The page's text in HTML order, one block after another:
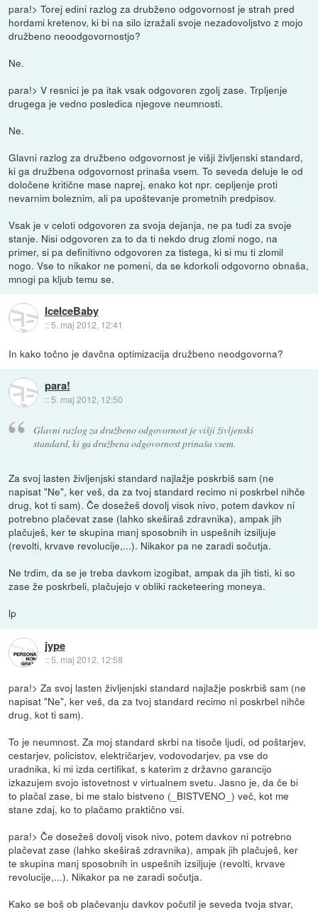
para!> Torej edini razlog za drubženo odgovornost je strah pred
hordami kretenov, ki bi na silo izražali svoje nezadovoljstvo z mojo
družbeno neoodgovornostjo?
Ne.
para!> V resnici je pa itak vsak odgovoren zgolj zase. Trpljenje
drugega je vedno posledica njegove neumnosti.
Ne.
Glavni razlog za družbeno odgovornost je višji življenski standard,
ki ga družbena odgovornost prinaša vsem. To seveda deluje le od
določene kritične mase naprej, enako kot npr. cepljenje proti
nevarnim boleznim, ali pa upoštevanje prometnih predpisov.
Vsak je v celoti odgovoren za svoja dejanja, ne pa tudi za svoje
stanje. Nisi odgovoren za to da ti nekdo drug zlomi nogo, na
primer, si pa definitivno odgovoren za tistega, ki si mu ti zlomil
nogo. Vse to nikakor ne pomeni, da se kdorkoli odgovorno obnaša,
mnogi pa kljub temu se.
IceIceBaby
::5. maj 2012, 12:41
In kako točno je davčna optimizacija družbeno neodgovorna?
para!
:: 5. maj 2012, 12:50
Glavni razlog za družbeno odgovornost je višji življenski
standard, ki ga družbena odgovornost prinaša vsem.
Za svoj lasten življenjski standard najlažje poskrbiš sam (ne
napisat "Ne", ker veš, da za tvoj standard recimo ni poskrbel nihče
drug, kot ti sam). Če dosežeš dovolj visok nivo, potem davkov ni
potrebno plačevat zase (lahko skeširaš zdravnika), ampak jih
plačuješ, ker te skupina manj sposobnih in uspešnih izsiljuje
(revolti, krvave revolucije,...). Nikakor pa ne zaradi sočutja.
Ne trdim, da se je treba davkom izogibat, ampak da jih tisti, ki so
zase že poskrbeli, plačujejo v obliki racketeering moneya.
lp
jype
::5. maj 2012, 12:58
para!> Za svoj lasten življenjski standard najlažje poskrbiš sam (ne
napisat "Ne", ker veš, da za tvoj standard recimo ni poskrbel nihče
drug, kot ti sam).
To je neumnost. Za moj standard skrbi na tisoče ljudi, od poštarjev,
cestarjev, policistov, električarjev, vodovodarjev, pa vse do
uradnika, ki mi izda certifikat, s katerim z državno garancijo
izkazujem svojo istovetnost v virtualnem svetu. Jasno je, da če bi
to plačal zase, bi me stalo bistveno (_BISTVENO_) več, kot me
stane zdaj, ko to plačamo praktično vsi.
para!> Če dosežeš dovolj visok nivo, potem davkov ni potrebno
plačevat zase (lahko skeširaš zdravnika), ampak jih plačuješ, ker
te skupina manj sposobnih in uspešnih izsiljuje (revolti, krvave
revolucije,...). Nikakor pa ne zaradi sočutja.
Kako se boš ob plačevanju davkov počutil je seveda tvoja stvar,